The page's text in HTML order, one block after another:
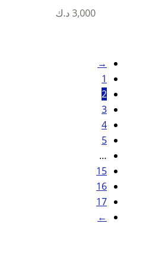
3,000 د.ك
→
1
2
3
4
5
…
15
16
17
←